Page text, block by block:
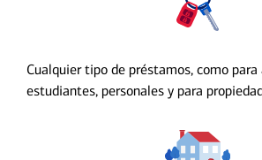
Cualquier tipo de préstamos, como
estudiantes, personales y para